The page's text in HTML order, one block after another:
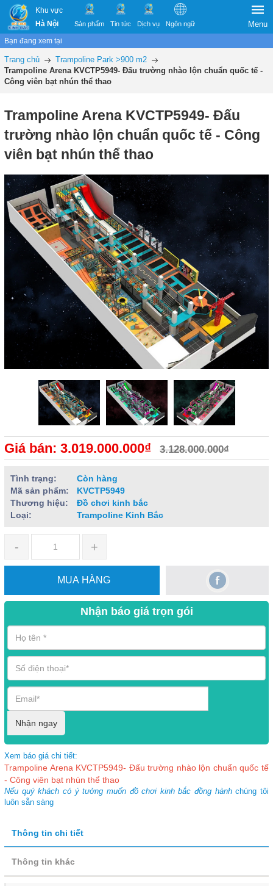
Khu vực
Hà Nội
Sản phẩm Tin tức Dịch vụ Ngôn ngữ Menu
Bạn đang xem tại
Trang chủ
Trampoline Park >900 m2
Trampoline Arena KVCTP5949- Đấu trường nhào lộn chuẩn quốc tế -
Công viên bạt nhún thể thao
Trampoline Arena KVCTP5949- Đấu
trường nhào lộn chuẩn quốc tế - Công
viên bạt nhún thể thao
Giá bán: 3.019.000.000₫ 3.128.000.000₫
Tình trạng:
Còn hàng
Mã sản phẩm:
KVCTP5949
Thương hiệu:
Đồ chơi kinh bắc
Loại:
Trampoline Kinh Bắc
- +
MUA HÀNG
Nhận báo giá trọn gói
Nhận ngay
Xem báo giá chi tiết:
Trampoline Arena KVCTP5949- Đấu trường nhào lộn chuẩn quốc tế
- Công viên bạt nhún thể thao
Nếu quý khách có ý tưởng muốn đồ chơi kinh bắc đồng hànhchúng tôi
luôn sẵn sàng
Thông tin chi tiết
Thông tin khác